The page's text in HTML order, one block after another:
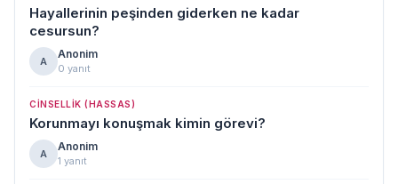
Hayallerinin peşinden giderken ne kadar
cesursun?
A
Anonim
0 yanıt
CINSELLIK (HASSAS)
Korunmayı konuşmak kimin görevi?
A
Anonim
1 yanıt